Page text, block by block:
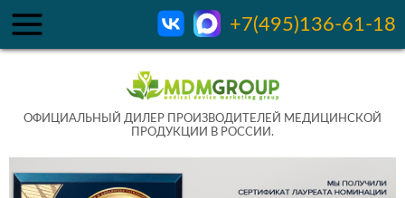
+7(495)136-61-18
ОФИЦИАЛЬНЫЙ ДИЛЕР ПРОИЗВОДИТЕЛЕЙ МЕДИЦИНСКОЙ
ПРОДУКЦИИ В РОССИИ.